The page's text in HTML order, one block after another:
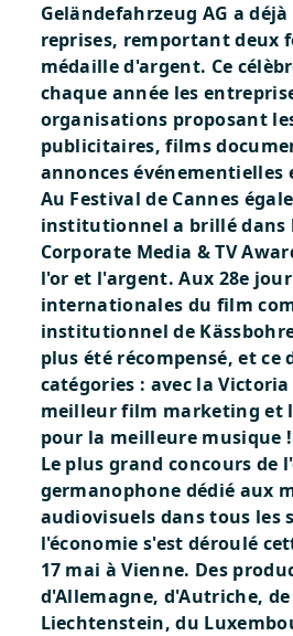
Geländefahrzeug AG a
reprises, remportant deux
médaille d'argent. Ce
chaque année les
organisations proposant
publicitaires, films
annonces
Au Festival de Cannes
institutionnel a brillé dans
Corporate Media & TV
l'or et l'argent. Aux 28e
internationales du film
institutionnel de
plus été récompensé, et ce
catégories : avec la
meilleur film marketing et
pour la meilleure musique !
Le plus grand concours de
germanophone dédié aux
audiovisuels dans tous les
l'économie s'est déroulé
17 mai à Vienne. Des
d'Allemagne, d'Autriche, de
Liechtenstein, du